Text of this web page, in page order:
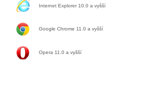
Internet Explorer 10.0 a vyšší
Google Chrome 11.0 a vyšší
Opera 11.0 a vyšší